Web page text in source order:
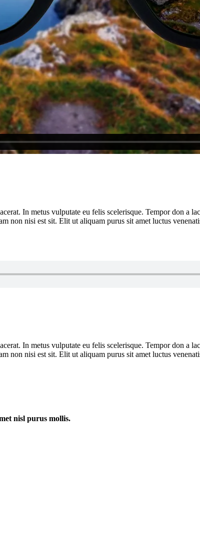
In metus vulputate eu felis scelerisque. Tempor don a
nisi est sit. Elit ut aliquam purus sit amet luctus
In metus vulputate eu felis scelerisque. Tempor don a
nisi est sit. Elit ut aliquam purus sit amet luctus
nisl purus mollis.